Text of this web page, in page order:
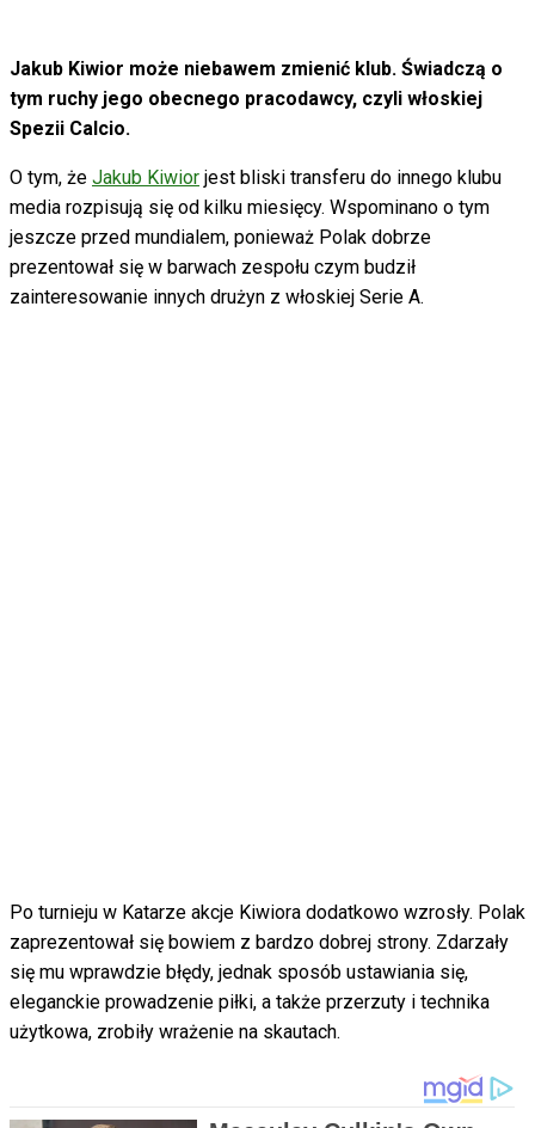
Jakub Kiwior może niebawem zmienić klub. Świadczą o
tym ruchy jego obecnego pracodawcy, czyli włoskiej
Spezii Calcio.
O tym, że Jakub Kiwior jest bliski transferu do innego klubu
media rozpisują się od kilku miesięcy. Wspominano o tym
jeszcze przed mundialem, ponieważ Polak dobrze
prezentował się w barwach zespołu czym budził
zainteresowanie innych drużyn z włoskiej Serie A.
Po turnieju w Katarze akcje Kiwiora dodatkowo wzrosły. Polak
zaprezentował się bowiem z bardzo dobrej strony. Zdarzały
się mu wprawdzie błędy, jednak sposób ustawiania się,
eleganckie prowadzenie piłki, a także przerzuty i technika
użytkowa, zrobiły wrażenie na skautach.